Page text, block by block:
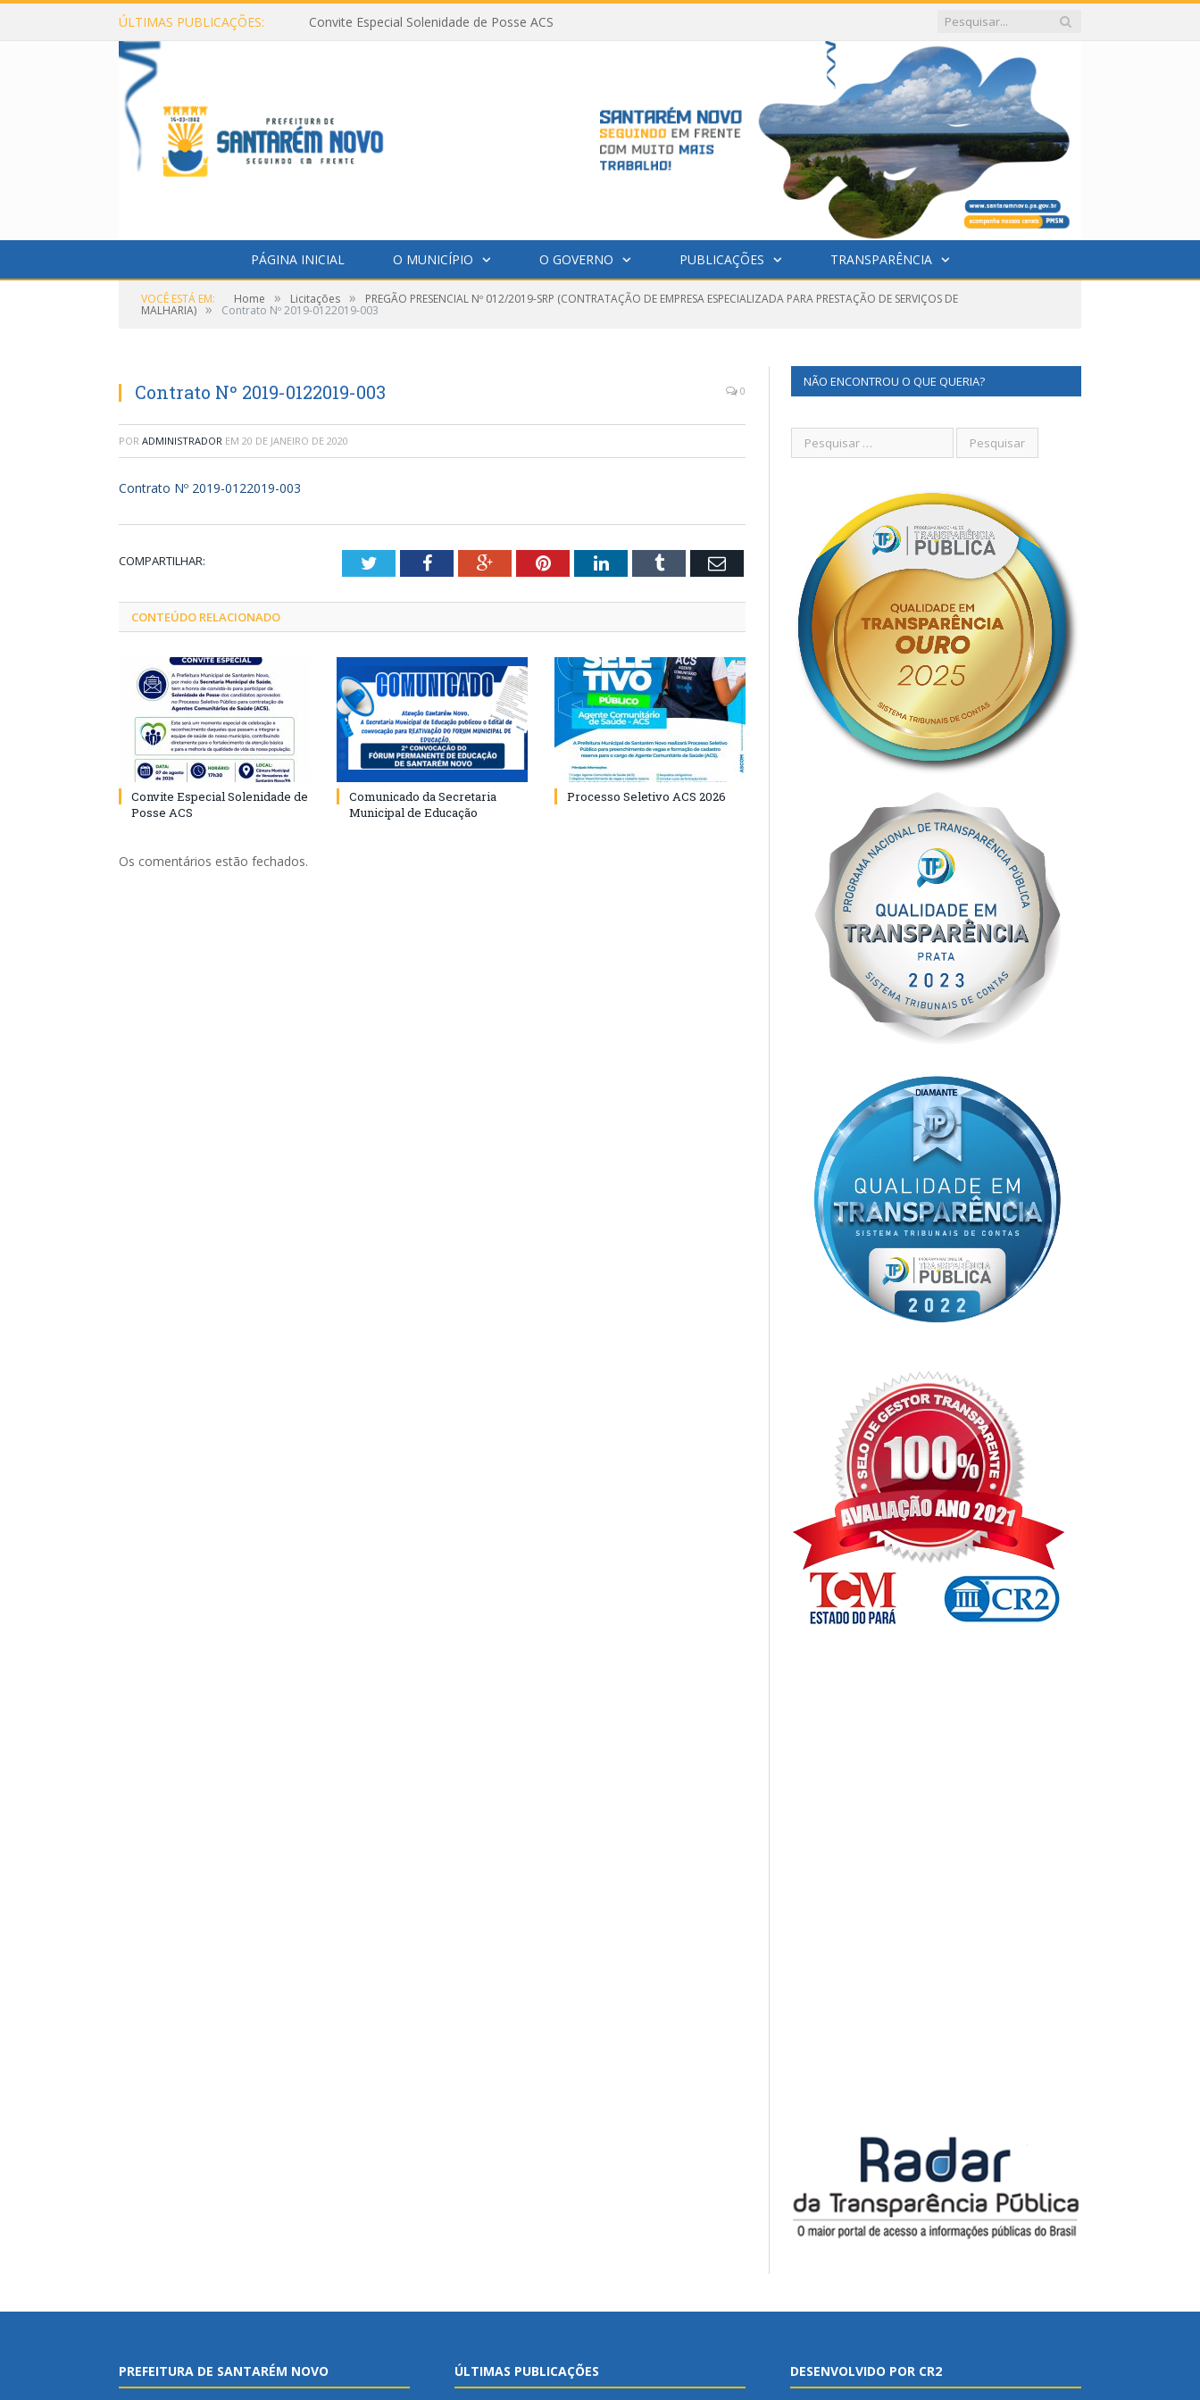
ÚLTIMAS PUBLICAÇÕES: Convite Especial Solenidade de Posse ACS
PÁGINA INICIAL O MUNICÍPIO O GOVERNO PUBLICAÇÕES TRANSPARÊNCIA
VOCÊ ESTÁ EM: Home » Licitações » PREGÃO PRESENCIAL Nº 012/2019-SRP (CONTRATAÇÃO DE EMPRESA ESPECIALIZADA PARA PRESTAÇÃO DE SERVIÇOS DE
MALHARIA) » Contrato Nº 2019-0122019-003
Contrato Nº 2019-0122019-003 0
POR ADMINISTRADOR EM 20 DE JANEIRO DE 2020
Contrato Nº 2019-0122019-003
COMPARTILHAR: TwitterFacebookGoogle+PinterestLinkedInTumblr Email
CONTEÚDO RELACIONADO
Convite Especial Solenidade de
Posse ACS
Comunicado da Secretaria
Municipal de Educação
Processo Seletivo ACS 2026
Os comentários estão fechados.
NÃO ENCONTROU O QUE QUERIA?
PREFEITURA DE SANTARÉM NOVO ÚLTIMAS PUBLICAÇÕES DESENVOLVIDO POR CR2